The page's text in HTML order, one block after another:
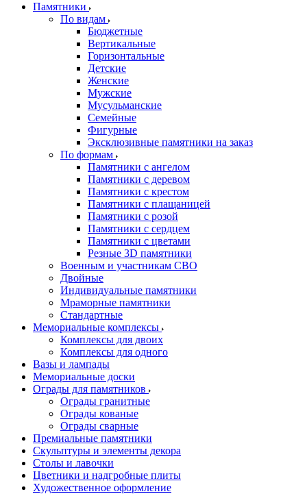
Памятники
По видам
Бюджетные
Вертикальные
Горизонтальные
Детские
Женские
Мужские
Мусульманские
Семейные
Фигурные
Эксклюзивные памятники на заказ
По формам
Памятники с ангелом
Памятники с деревом
Памятники с крестом
Памятники с плащаницей
Памятники с розой
Памятники с сердцем
Памятники с цветами
Резные 3D памятники
Военным и участникам СВО
Двойные
Индивидуальные памятники
Мраморные памятники
Стандартные
Мемориальные комплексы
Комплексы для двоих
Комплексы для одного
Вазы и лампады
Мемориальные доски
Ограды для памятников
Ограды гранитные
Ограды кованые
Ограды сварные
Премиальные памятники
Скульптуры и элементы декора
Столы и лавочки
Цветники и надгробные плиты
Художественное оформление